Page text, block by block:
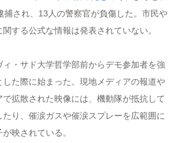
捕され、13人の警察官が負傷した。市民や
する公式な情報は発表されていない。
・サド大学哲学部前からデモ参加者を強
た際に始まった。現地メディアの報道や
で拡散された映像には、機動隊が抵抗して
り、催涙ガスや催涙スプレーを広範囲に
映されている。